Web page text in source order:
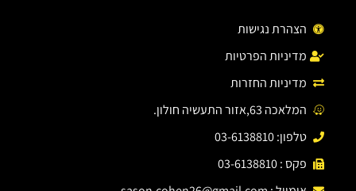
הצהרת נגישות
מדיניות הפרטיות
מדיניות החזרות
המלאכה 63,אזור התעשיה חולון.
טלפון: 03-6138810
פקס : 03-6138810